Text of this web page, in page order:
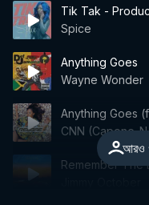
Tik Tak -
Spice
Anything Goes
Wayne Wonder
আরও
Anything Goes
CNN (Capone-
Remember The